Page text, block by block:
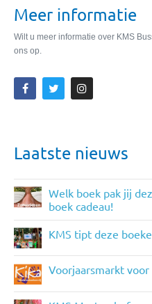
Meer informatie
Wilt u meer informatie over KMS
ons op.
Laatste nieuws
Welk boek pak jij
boek cadeau!
KMS tipt deze
Voorjaarsmarkt voor